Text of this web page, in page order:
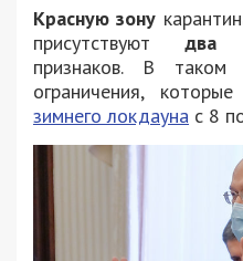
Красную зону
присутствуют два
признаков. В таком
ограничения,
зимнего локдауна с 8